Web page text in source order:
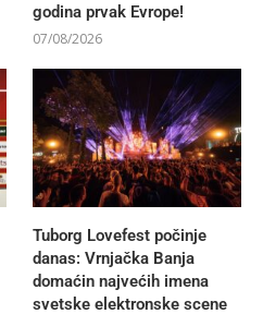
godina prvak Evrope!
07/08/2026
Tuborg Lovefest počinje
danas: Vrnjačka Banja
domaćin najvećih imena
svetske elektronske scene